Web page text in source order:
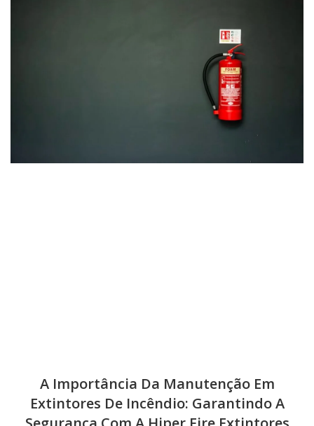
A Importância Da Manutenção Em
Extintores De Incêndio: Garantindo A